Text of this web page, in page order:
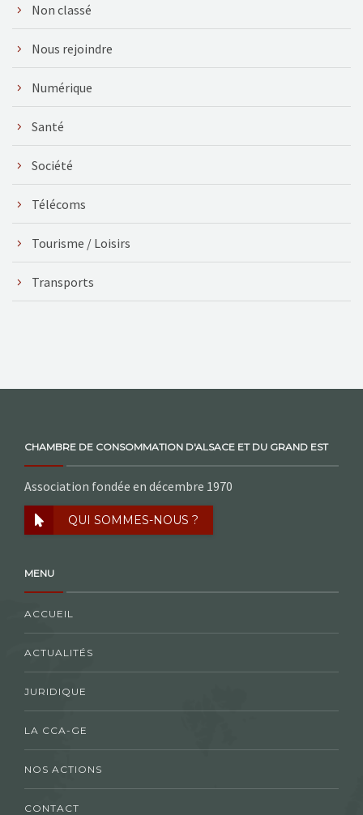
Non classé
Nous rejoindre
Numérique
Santé
Société
Télécoms
Tourisme / Loisirs
Transports
CHAMBRE DE CONSOMMATION D'ALSACE ET DU GRAND EST
Association fondée en décembre 1970
QUI SOMMES-NOUS ?
MENU
ACCUEIL
ACTUALITÉS
JURIDIQUE
LA CCA-GE
NOS ACTIONS
CONTACT